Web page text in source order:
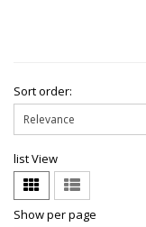
Sort order:
list View
Show per page